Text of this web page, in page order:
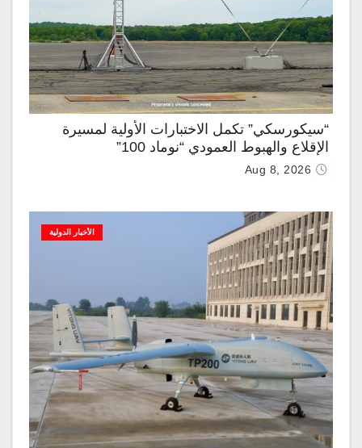
“سيكورسكي” تكمل الاختبارات الأولية لمسيرة
الإقلاع والهبوط العمودي “نوماد 100”
Aug 8, 2026
الأخبار الدولية